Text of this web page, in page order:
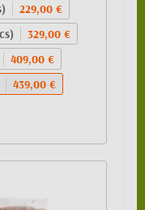
229,00 €
329,00 €
409,00 €
439,00 €